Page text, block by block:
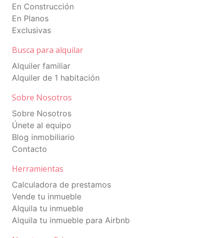
PLAN DE PAGO:
Separa tu apartamento con RD$100,000.
Inicial desde 20% del precio de venta.
6 a 12 meses para el financiamiento de la
cuota inicial.
80% Contra Entrega
Aplica Bono de Primera Vivienda (en
algunas tipologías)
Financiamiento disponible con los
principales bancos de la República
En Construcción
En Planos
Exclusivas
Busca para alquilar
Alquiler familiar
Alquiler de 1 habitación
Sobre Nosotros
Sobre Nosotros
Únete al equipo
Blog inmobiliario
Contacto
Herramientas
Calculadora de prestamos
Vende tu inmueble
Alquila tu inmueble
Alquila tu inmueble para Airbnb